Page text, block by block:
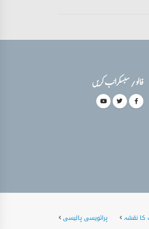
فالو / سبسکرائب کریں
کا نقشہ پرائویسی پالیسی